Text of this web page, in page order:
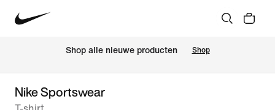
Shop alle nieuwe producten Shop
Nike Sportswear